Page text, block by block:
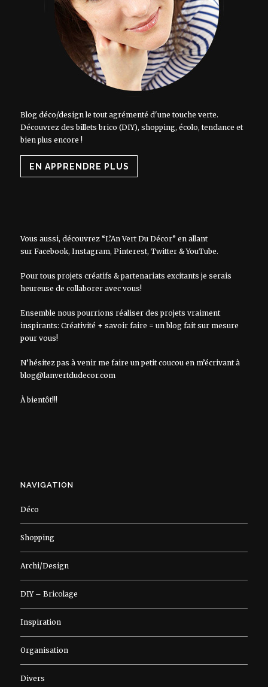
Blog déco/design le tout agrémenté d'une touche verte.
Découvrez des billets brico (DIY), shopping, écolo, tendance et
bien plus encore !
EN APPRENDRE PLUS
Vous aussi, découvrez “L’An Vert Du Décor” en allant
sur Facebook, Instagram, Pinterest, Twitter&YouTube.
Pour tous projets créatifs & partenariats excitants je serais
heureuse de collaborer avec vous!
Ensemble nous pourrions réaliser des projets vraiment
inspirants: Créativité + savoir faire = un blog fait sur mesure
pour vous!
N’hésitez pas à venir me faire un petit coucou en m’écrivant à
blog@lanvertdudecor.com
À bientôt!!!
NAVIGATION
Déco
Shopping
Archi/Design
DIY – Bricolage
Inspiration
Organisation
Divers